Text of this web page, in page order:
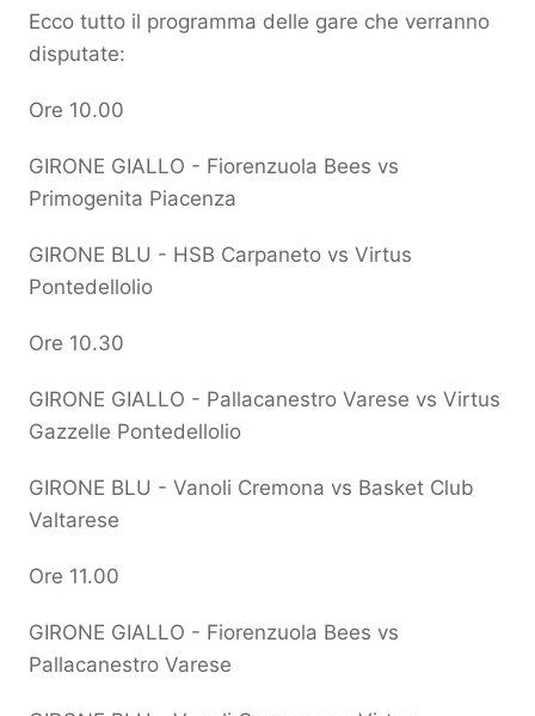
Ecco tutto il programma delle gare che verranno
disputate:
Ore 10.00
GIRONE GIALLO - Fiorenzuola Bees vs
Primogenita Piacenza
GIRONE BLU - HSB Carpaneto vs Virtus
Pontedellolio
Ore 10.30
GIRONE GIALLO - Pallacanestro Varese vs Virtus
Gazzelle Pontedellolio
GIRONE BLU - Vanoli Cremona vs Basket Club
Valtarese
Ore 11.00
GIRONE GIALLO - Fiorenzuola Bees vs
Pallacanestro Varese